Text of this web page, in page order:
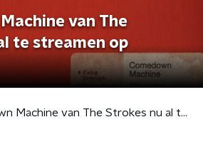
van The
te streamen op
Comedown Machine van The Strokes nu al te streamen op 3FM.nl